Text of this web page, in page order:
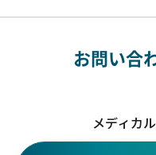
お問い合
メディカ